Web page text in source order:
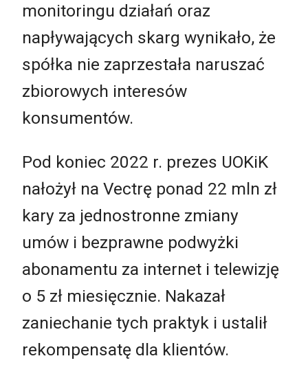
monitoringu działań oraz
napływających skarg wynikało, że
spółka nie zaprzestała naruszać
zbiorowych interesów
konsumentów.
Pod koniec 2022 r. prezes UOKiK
nałożył na Vectrę ponad 22 mln zł
kary za jednostronne zmiany
umów i bezprawne podwyżki
abonamentu za internet i telewizję
o 5 zł miesięcznie. Nakazał
zaniechanie tych praktyk i ustalił
rekompensatę dla klientów.